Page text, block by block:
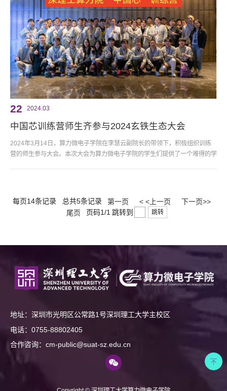
22 2024.03
中国芯训练营师生齐参与2024玄铁生态大会
2024年3月14日，算力微电子学院在李慧云副院长的带领下，积极组织训练
营的师生参与大会。本次大会为算力微电子学院的学生们提供了一个难得的学
院士倪光南，达摩院院长张建锋，中国电子工业标准化技术协会RISC-V...
每页14条记录 总共5条记录 第一页 < <上一页
下一页>>
尾页
页码1/1 跳转到 跳转
地址：深圳市光明区公常路1号深圳理工大学主校区
电话：0755-88802405
合作咨询：cm-public@suat-sz.edu.cn